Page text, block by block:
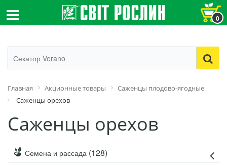
0
Главная Акционные товары
Саженцы плодово-ягодные
Саженцы орехов
Саженцы орехов
Семена и рассада (128)